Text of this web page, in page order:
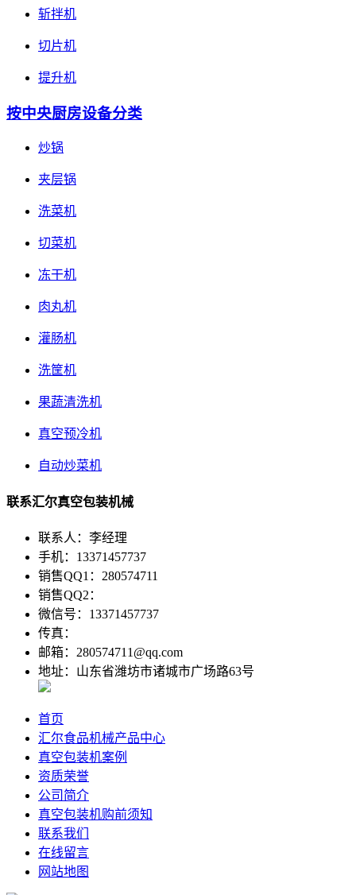
斩拌机
切片机
提升机
按中央厨房设备分类
炒锅
夹层锅
洗菜机
切菜机
冻干机
肉丸机
灌肠机
洗筐机
果蔬清洗机
真空预冷机
自动炒菜机
联系汇尔真空包装机械
联系人：李经理
手机：13371457737
销售QQ1：280574711
销售QQ2：
微信号：13371457737
传真：
邮箱：280574711@qq.com
地址：山东省潍坊市诸城市广场路63号
首页
汇尔食品机械产品中心
真空包装机案例
资质荣誉
公司简介
真空包装机购前须知
联系我们
在线留言
网站地图